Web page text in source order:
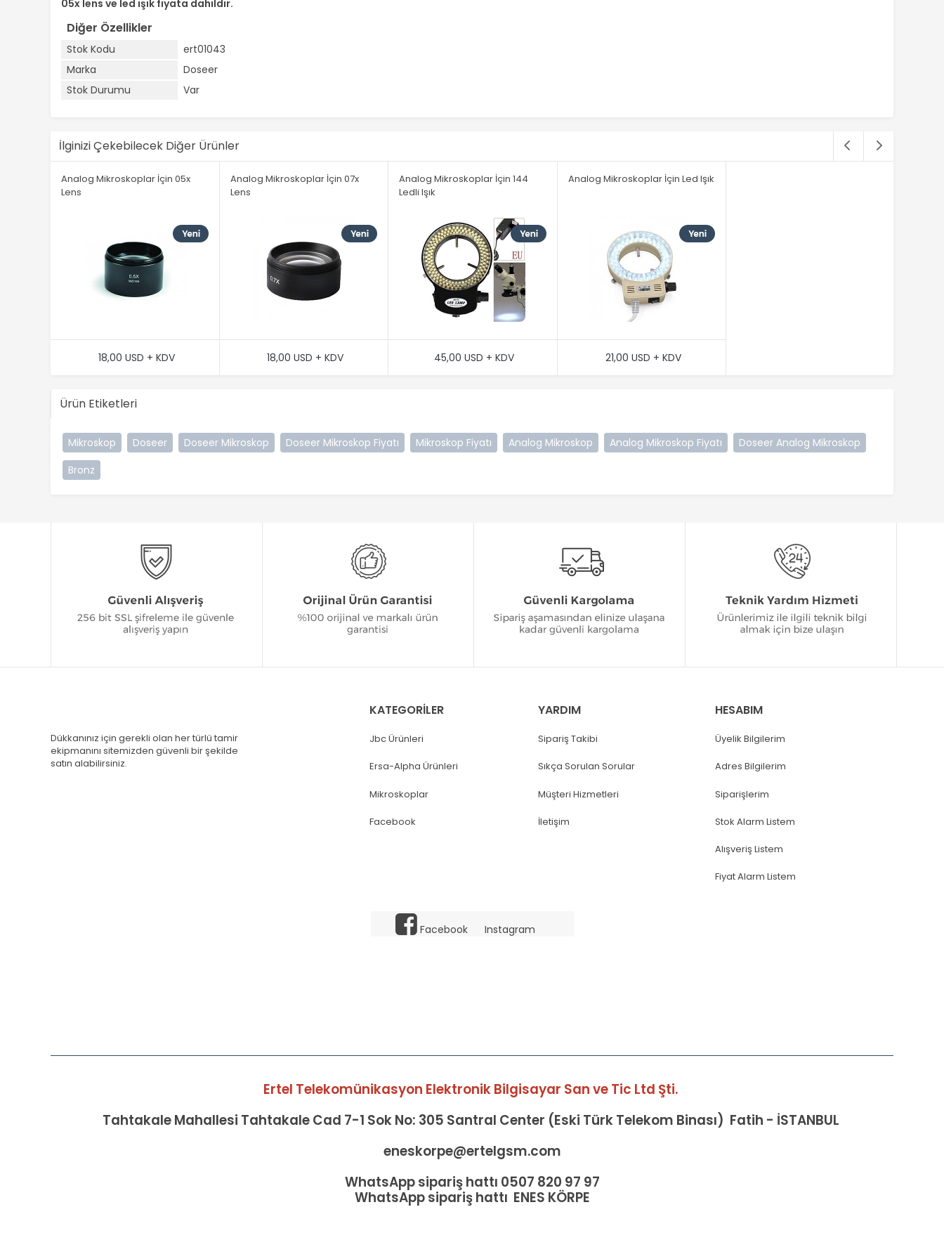
05x lens ve led ışık fiyata dahildir.
Diğer Özellikler
Stok Kodu
ert01043
Marka
Doseer
Stok Durumu
Var
İlginizi Çekebilecek Diğer Ürünler
Analog Mikroskoplar İçin 05x
Lens
18,00 USD + KDV
Analog Mikroskoplar İçin 07x
Lens
18,00 USD + KDV
Analog Mikroskoplar İçin 144
Ledli Işık
45,00 USD + KDV
Analog Mikroskoplar İçin Led Işık
21,00 USD + KDV
Ürün Etiketleri
Mikroskop Doseer Doseer Mikroskop Doseer Mikroskop Fiyatı Mikroskop Fiyatı Analog Mikroskop Analog Mikroskop Fiyatı
Doseer Analog Mikroskop
Bronz
Dükkanınız için gerekli olan her türlü tamir
ekipmanını sitemizden güvenli bir şekilde
satın alabilirsiniz.
KATEGORİLER
Jbc Ürünleri
Ersa-Alpha Ürünleri
Mikroskoplar
Facebook
YARDIM
Sipariş Takibi
Sıkça Sorulan Sorular
Müşteri Hizmetleri
İletişim
HESABIM
Üyelik Bilgilerim
Adres Bilgilerim
Siparişlerim
Stok Alarm Listem
Alışveriş Listem
Fiyat Alarm Listem
Facebook Instagram
Ertel Telekomünikasyon Elektronik Bilgisayar San ve Tic Ltd Şti.
Tahtakale Mahallesi Tahtakale Cad 7-1 Sok No: 305 Santral Center (Eski Türk Telekom Binası) Fatih - İSTANBUL
eneskorpe@ertelgsm.com
WhatsApp sipariş hattı 0507 820 97 97
WhatsApp sipariş hattı ENES KÖRPE